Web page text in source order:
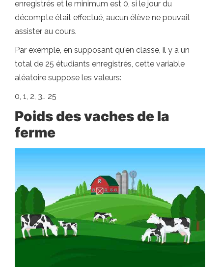
enregistrés et le minimum est 0, si le jour du
décompte était effectué, aucun élève ne pouvait
assister au cours.
Par exemple, en supposant qu'en classe, il y a un
total de 25 étudiants enregistrés, cette variable
aléatoire suppose les valeurs:
0, 1, 2, 3… 25
Poids des vaches de la
ferme